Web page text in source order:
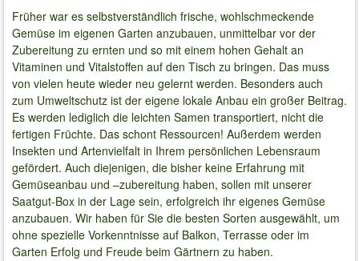
Früher war es selbstverständlich frische, wohlschmeckende
Gemüse im eigenen Garten anzubauen, unmittelbar vor der
Zubereitung zu ernten und so mit einem hohen Gehalt an
Vitaminen und Vitalstoffen auf den Tisch zu bringen. Das muss
von vielen heute wieder neu gelernt werden. Besonders auch
zum Umweltschutz ist der eigene lokale Anbau ein großer Beitrag.
Es werden lediglich die leichten Samen transportiert, nicht die
fertigen Früchte. Das schont Ressourcen! Außerdem werden
Insekten und Artenvielfalt in Ihrem persönlichen Lebensraum
gefördert. Auch diejenigen, die bisher keine Erfahrung mit
Gemüseanbau und –zubereitung haben, sollen mit unserer
Saatgut-Box in der Lage sein, erfolgreich ihr eigenes Gemüse
anzubauen. Wir haben für Sie die besten Sorten ausgewählt, um
ohne spezielle Vorkenntnisse auf Balkon, Terrasse oder im
Garten Erfolg und Freude beim Gärtnern zu haben.